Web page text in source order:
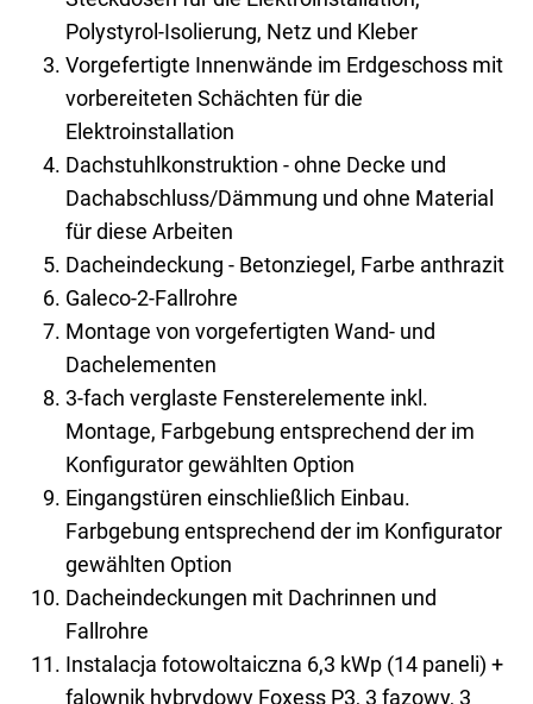
Polystyrol-Isolierung, Netz und Kleber
Vorgefertigte Innenwände im Erdgeschoss mit
vorbereiteten Schächten für die
Elektroinstallation
Dachstuhlkonstruktion - ohne Decke und
Dachabschluss/Dämmung und ohne Material
für diese Arbeiten
Dacheindeckung - Betonziegel, Farbe anthrazit
Galeco-2-Fallrohre
Montage von vorgefertigten Wand- und
Dachelementen
3-fach verglaste Fensterelemente inkl.
Montage, Farbgebung entsprechend der im
Konfigurator gewählten Option
Eingangstüren einschließlich Einbau.
Farbgebung entsprechend der im Konfigurator
gewählten Option
Dacheindeckungen mit Dachrinnen und
Fallrohre
Instalacja fotowoltaiczna 6,3 kWp (14 paneli) +
falownik hybrydowy Foxess P3, 3 fazowy, 3